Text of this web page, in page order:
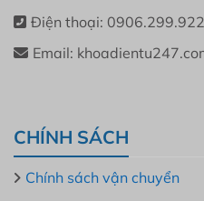
Điện thoại: 0906.299.922
Email:
CHÍNH SÁCH
Chính sách vận chuyển